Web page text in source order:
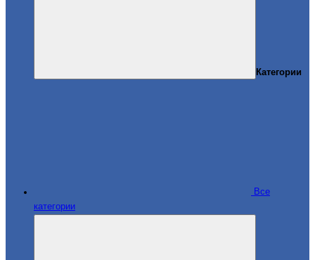
Категории
Все
категории